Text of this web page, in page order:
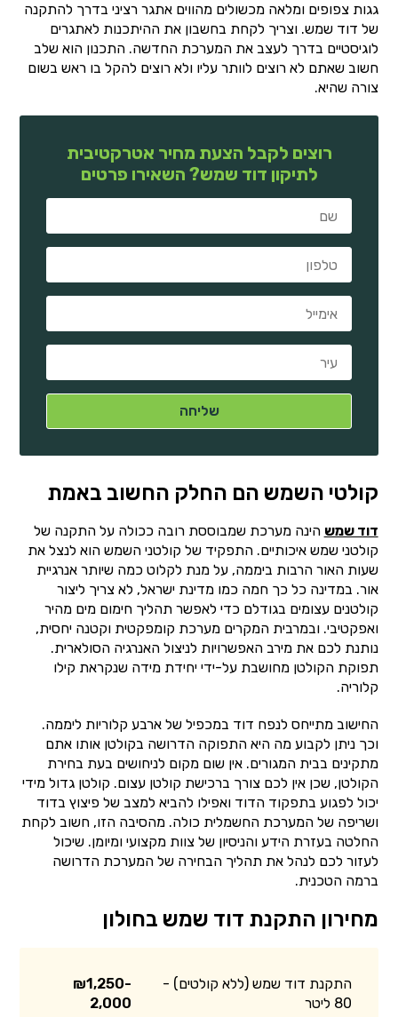
גגות צפופים ומלאה מכשולים מהווים אתגר רציני בדרך להתקנה
של דוד שמש. וצריך לקחת בחשבון את ההיתכנות לאתגרים
לוגיסטיים בדרך לעצב את המערכת החדשה. התכנון הוא שלב
חשוב שאתם לא רוצים לוותר עליו ולא רוצים להקל בו ראש בשום
צורה שהיא.
רוצים לקבל הצעת מחיר אטרקטיבית
לתיקון דוד שמש? השאירו פרטים
קולטי השמש הם החלק החשוב באמת
דוד שמש הינה מערכת שמבוססת רובה ככולה על התקנה של
קולטני שמש איכותיים. התפקיד של קולטני השמש הוא לנצל את
שעות האור הרבות ביממה, על מנת לקלוט כמה שיותר אנרגיית
אור. במדינה כל כך חמה כמו מדינת ישראל, לא צריך ליצור
קולטנים עצומים בגודלם כדי לאפשר תהליך חימום מים מהיר
ואפקטיבי. ובמרבית המקרים מערכת קומפקטית וקטנה יחסית,
נותנת לכם את מירב האפשרויות לניצול האנרגיה הסולארית.
תפוקת הקולטן מחושבת על-ידי יחידת מידה שנקראת קילו
קלוריה.
החישוב מתייחס לנפח דוד במכפיל של ארבע קלוריות ליממה.
וכך ניתן לקבוע מה היא התפוקה הדרושה בקולטן אותו אתם
מתקינים בבית המגורים. אין שום מקום לניחושים בעת בחירת
הקולטן, שכן אין לכם צורך ברכישת קולטן עצום. קולטן גדול מידי
יכול לפגוע בתפקוד הדוד ואפילו להביא למצב של פיצוץ בדוד
ושריפה של המערכת החשמלית כולה. מהסיבה הזו, חשוב לקחת
החלטה בעזרת הידע והניסיון של צוות מקצועי ומיומן. שיכול
לעזור לכם לנהל את תהליך הבחירה של המערכת הדרושה
ברמה הטכנית.
מחירון התקנת דוד שמש בחולון
התקנת דוד שמש (ללא קולטים) -
80 ליטר
₪1,250-
2,000